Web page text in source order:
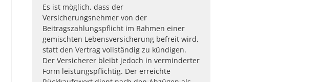
Es ist möglich, dass der
Versicherungsnehmer von der
Beitragszahlungspflicht im Rahmen einer
gemischten Lebensversicherung befreit wird,
statt den Vertrag vollständig zu kündigen.
Der Versicherer bleibt jedoch in verminderter
Form leistungspflichtig. Der erreichte